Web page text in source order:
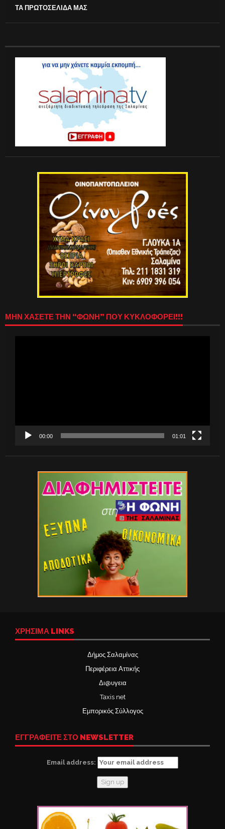
ΤΑ ΠΡΩΤΟΣΕΛΙΔΑ ΜΑΣ
ΜΗΝ ΧΑΣΕΤΕ ΤΗΝ “ΦΩΝΗ” ΠΟΥ ΚΥΚΛΟΦΟΡΕΙ!!!
00:00 01:01
ΧΡΉΣΙΜΑ LINKS
Δήμος Σαλαμίνας
Περιφέρεια Αττικής
Δι@υγεια
Taxis net
Εμπορικός Σύλλογος
ΕΓΓΡΑΦΕΙΤΕ ΣΤΟ NEWSLETTER
Email address: